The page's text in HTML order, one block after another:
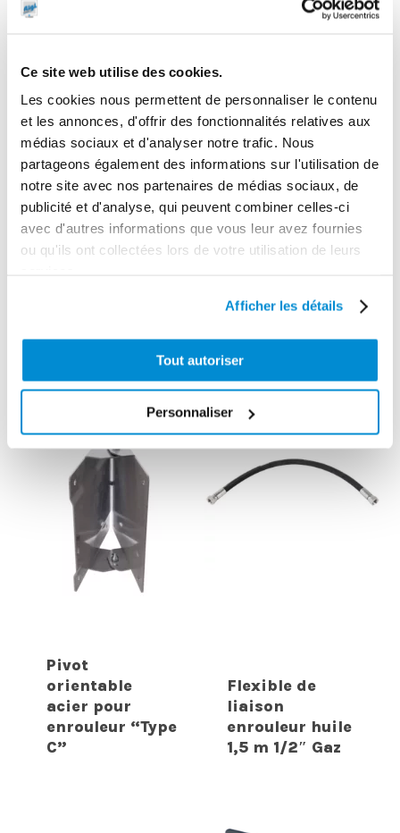
Ce site web utilise des cookies.
Les cookies nous permettent de personnaliser le contenu
et les annonces, d'offrir des fonctionnalités relatives aux
médias sociaux et d'analyser notre trafic. Nous
partageons également des informations sur l'utilisation de
notre site avec nos partenaires de médias sociaux, de
publicité et d'analyse, qui peuvent combiner celles-ci
avec d'autres informations que vous leur avez fournies
ou qu'ils ont collectées lors de votre utilisation de leurs
Afficher les détails
Tout autoriser
Personnaliser
1
Poids (kg)
26.0000
Garantie
2 ans
Gencode
3284660419205
CES PRODUITS PEUVENT VOUS
INTERESSER
Pivot
orientable
acier pour
enrouleur “Type
C”
Flexible de
liaison
enrouleur huile
1,5 m 1/2″ Gaz